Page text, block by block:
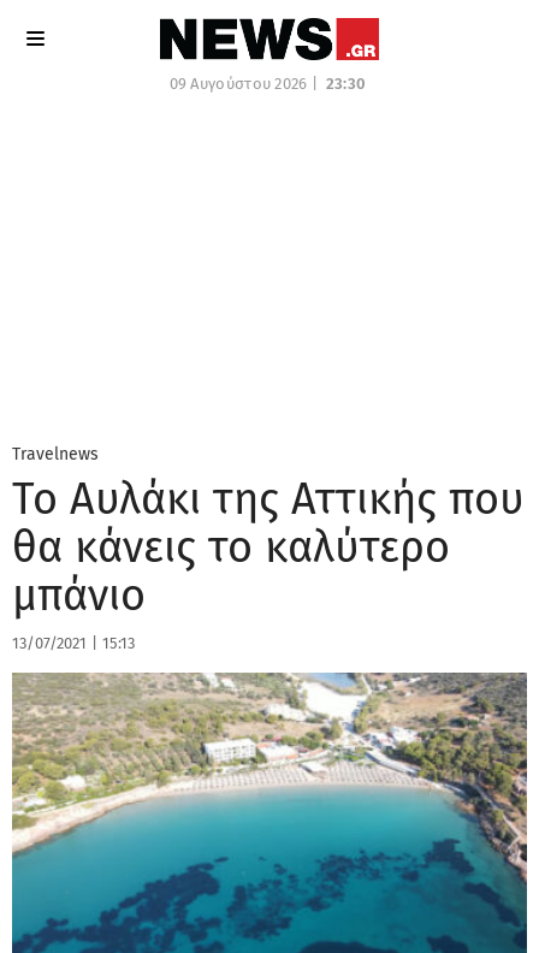
09 Αυγούστου 2026 | 23:30
Travelnews
Το Αυλάκι της Αττικής που
θα κάνεις το καλύτερο
μπάνιο
13/07/2021 15:13